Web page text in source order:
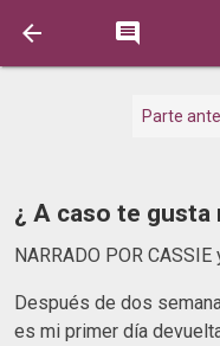
 
Parte
¿ A caso te gusta
NARRADO POR
Después de dos
es mi primer día